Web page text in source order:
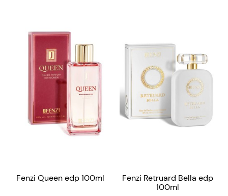
Fenzi Queen edp 100ml
Fenzi Retruard Bella edp
100ml